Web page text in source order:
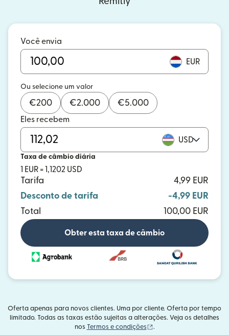
Você envia
EUR
Ou selecione um valor
€200 €2.000 €5.000
Eles recebem
USD
Taxa de câmbio diária
1 EUR = 1,1202 USD
Tarifa
4,99 EUR
Desconto de tarifa
-4,99 EUR
Total
100,00 EUR
Obter esta taxa de câmbio
Oferta apenas para novos clientes. Uma por cliente. Oferta por tempo
limitado. Todas as taxas estão sujeitas a alterações. Veja os detalhes
nos Termos e condições (abre em uma nova
.